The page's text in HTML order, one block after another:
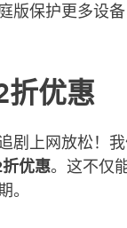
版保护更多设
折优惠
剧上网放松！
优惠。这不仅
。